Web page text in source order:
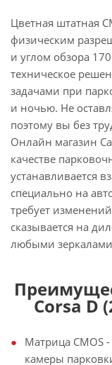
Цветная штатная
физическим
и углом обзора
техническое
задачами при
и ночью. Не
поэтому вы без
Онлайн магазин
качестве
устанавливается
специально на
требует
сказывается на
любыми
Corsa D
Матрица CMOS
камеры